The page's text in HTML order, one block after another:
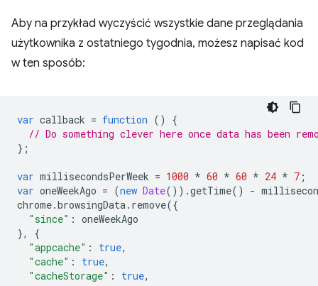
Aby na przykład wyczyścić wszystkie dane przeglądania
użytkownika z ostatniego tygodnia, możesz napisać kod
w ten sposób:
var callback = function ()
{
// Do something clever here once data has been
};
var millisecondsPerWeek = 1000 * 60 * 60 * 24 * 7 ;
var oneWeekAgo = (new Date()).getTime() -
chrome.browsingData. remove({
"since" : oneWeekAgo
},
{
"appcache" : true,
"cache" : true,
"cacheStorage" : true,